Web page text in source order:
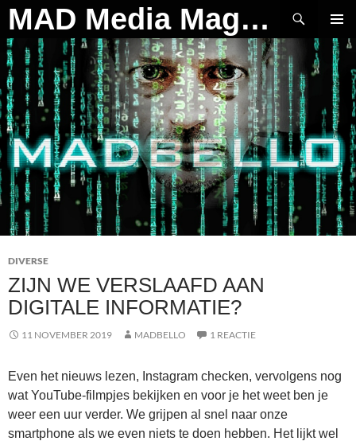
Ga
naar
de
inhoud
MAD Media Magazine
Zoeken
MENU
DIVERSE
ZIJN WE VERSLAAFD AAN
DIGITALE INFORMATIE?
11 NOVEMBER 2019 MADBELLO 1 REACTIE
Even het nieuws lezen, Instagram checken, vervolgens nog
wat YouTube-filmpjes bekijken en voor je het weet ben je
weer een uur verder. We grijpen al snel naar onze
smartphone als we even niets te doen hebben. Het lijkt wel